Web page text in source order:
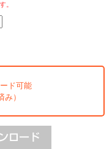
。
ド可能
み）